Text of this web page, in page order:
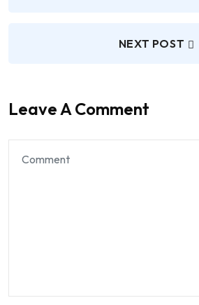
NEXT POST
Leave A Comment